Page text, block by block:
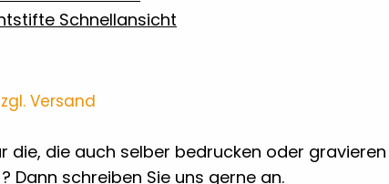
Schnellansicht
Versand
die, die auch selber bedrucken oder
Dann schreiben Sie uns gerne an.